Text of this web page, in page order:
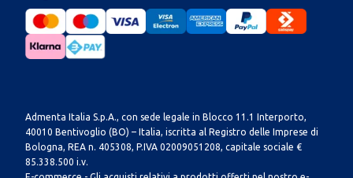
Admenta Italia S.p.A., con sede legale in Blocco 11.1 Interporto,
40010 Bentivoglio (BO) – Italia, iscritta al Registro delle Imprese di
Bologna, REA n. 405308, P.IVA 02009051208, capitale sociale €
85.338.500 i.v.